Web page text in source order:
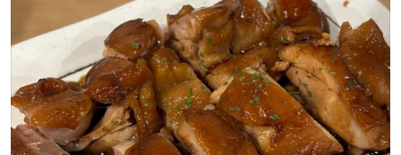
数
数